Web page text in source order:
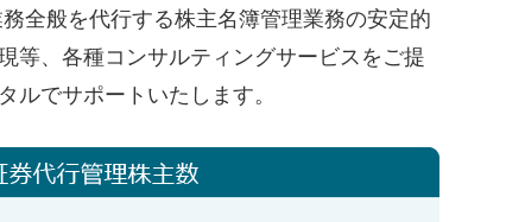
全般を代行する株主名簿管理業務の安定的
等、各種コンサルティングサービスをご提
でサポートいたします。